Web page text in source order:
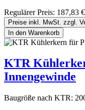
Regulärer Preis: 187,83 €
Preise inkl. MwSt. zzgl.
In den Warenkorb
KTR
Innengewinde
Baugröße nach KTR: